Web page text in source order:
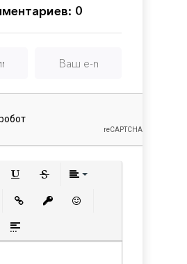
0
скрытого текста
цитаты
Вставка спойлера